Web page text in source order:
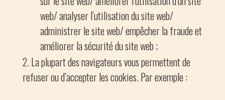
web/ analyser l’utilisation du site web/
administrer le site web/ empêcher la fraude et
améliorer la sécurité du site web ;
La plupart des navigateurs vous permettent de
refuser ou d’accepter les cookies. Par exemple :